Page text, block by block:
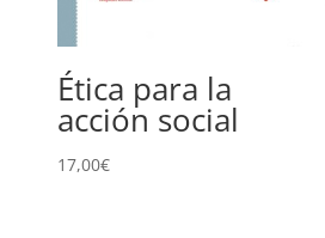
Ética para la
acción social
17,00€